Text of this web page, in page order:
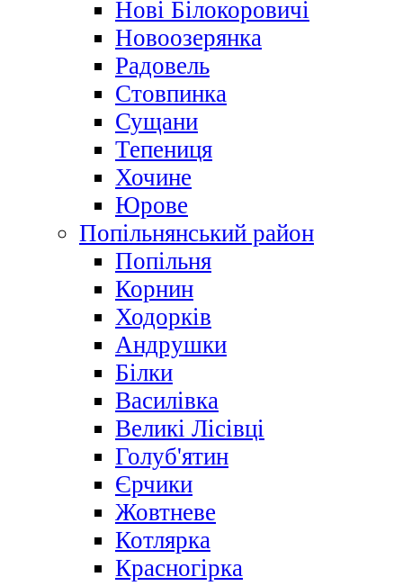
Нові Білокоровичі
Новоозерянка
Радовель
Стовпинка
Сущани
Тепениця
Хочине
Юрове
Попільнянський район
Попільня
Корнин
Ходорків
Андрушки
Білки
Василівка
Великі Лісівці
Голуб'ятин
Єрчики
Жовтневе
Котлярка
Красногірка